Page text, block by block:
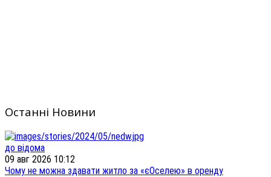
Останні Новини
до відома
09 авг 2026 10:12
Чому не можна здавати житло за «єОселею» в оренду